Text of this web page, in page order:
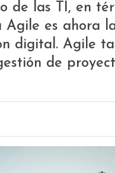
de las TI, en
Agile es ahora
digital. Agile
de